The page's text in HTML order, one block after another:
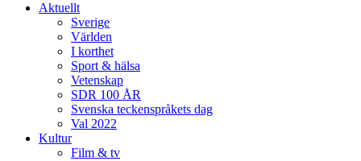
Aktuellt
Sverige
Världen
I korthet
Sport & hälsa
Vetenskap
SDR 100 ÅR
Svenska teckenspråkets dag
Val 2022
Kultur
Film & tv